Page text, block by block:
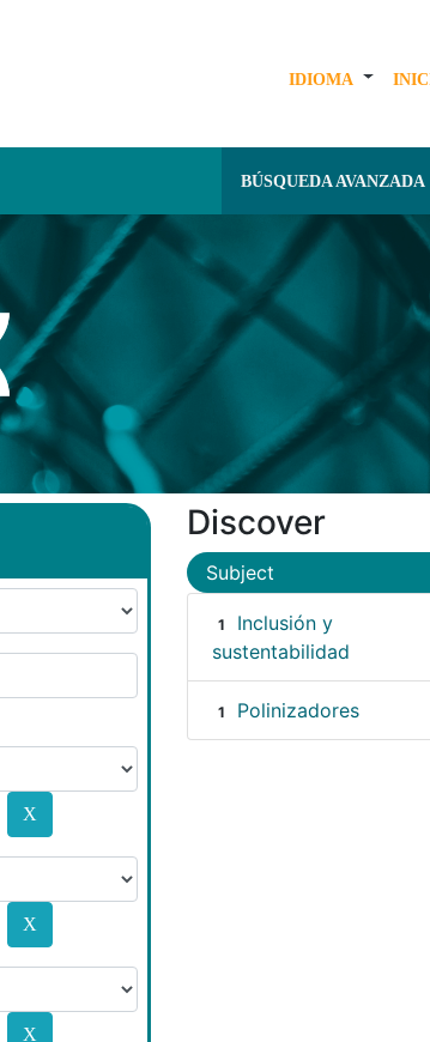
IDIOMA
BÚSQUEDA AVANZADA
Discover
Subject
1
Inclusión y
sustentabilidad
1 Polinizadores